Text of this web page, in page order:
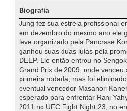
Biografia
Jung fez sua estréia profissional
em dezembro do mesmo ano ele
leve organizado pela Pancrase
ganhou suas duas lutas pela
DEEP. Ele então entrou no
Grand Prix de 2009, onde venceu
primeira rodada, mas foi
eventual vencedor Masanori
esperado para enfrentar Rani
2011 no UFC Fight Night 23, no